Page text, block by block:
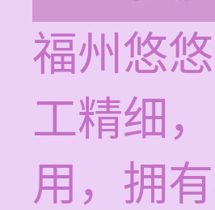
福州悠
工精细
用，拥